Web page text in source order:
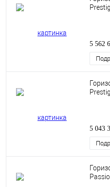
5 562
5 043